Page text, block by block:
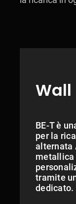
Wall
BE-T è
per la
alternata
metallica
tramite
dedicato.